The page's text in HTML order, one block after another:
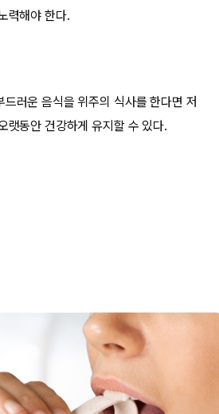
력해야 한다.
러운 음식을 위주의 식사를 한다면 저
랫동안 건강하게 유지할 수 있다.